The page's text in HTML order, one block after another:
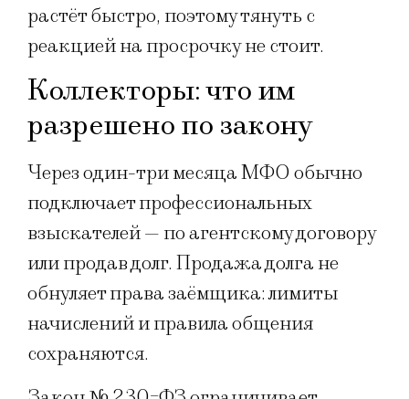
растёт быстро, поэтому тянуть с
реакцией на просрочку не стоит.
Коллекторы: что им
разрешено по закону
Через один-три месяца МФО обычно
подключает профессиональных
взыскателей — по агентскому договору
или продав долг. Продажа долга не
обнуляет права заёмщика: лимиты
начислений и правила общения
сохраняются.